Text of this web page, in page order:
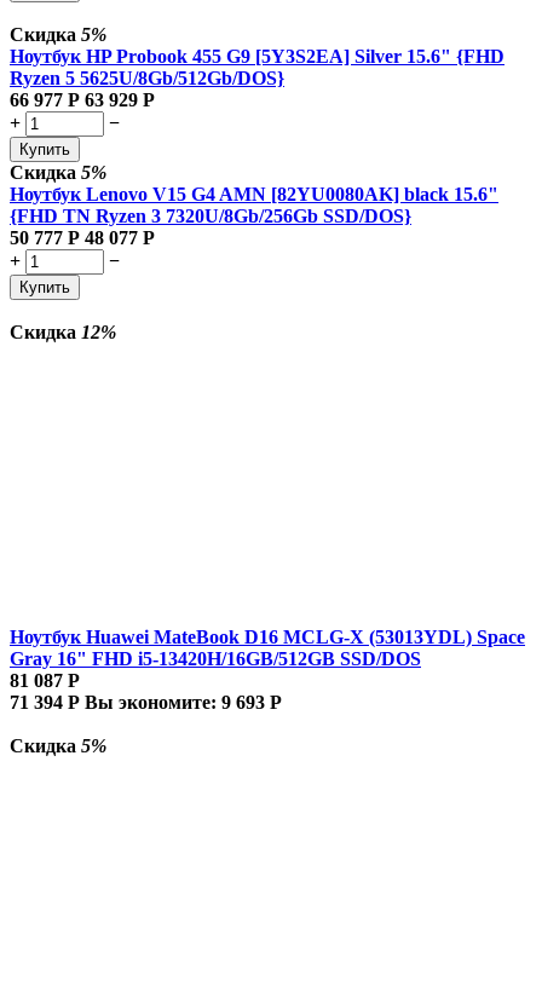
Скидка 5%
Ноутбук HP Probook 455 G9 [5Y3S2EA] Silver 15.6" {FHD
Ryzen 5 5625U/8Gb/512Gb/DOS}
66 977 Р 63 929 Р
+
−
Купить
Скидка 5%
Ноутбук Lenovo V15 G4 AMN [82YU0080AK] black 15.6"
{FHD TN Ryzen 3 7320U/8Gb/256Gb SSD/DOS}
50 777 Р 48 077 Р
+
−
Купить
Скидка 12%
Ноутбук Huawei MateBook D16 MCLG-X (53013YDL) Space
Gray 16" FHD i5-13420H/16GB/512GB SSD/DOS
81 087 Р
71 394 Р Вы экономите: 9 693 Р
Скидка 5%